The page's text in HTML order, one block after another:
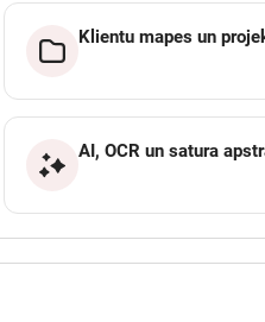
Klientu mapes un
AI, OCR un satura